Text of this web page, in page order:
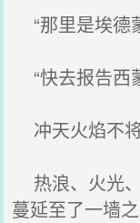
“那里是埃德
“快去报告西
冲天火焰不
热浪、火光
蔓延至了一墙